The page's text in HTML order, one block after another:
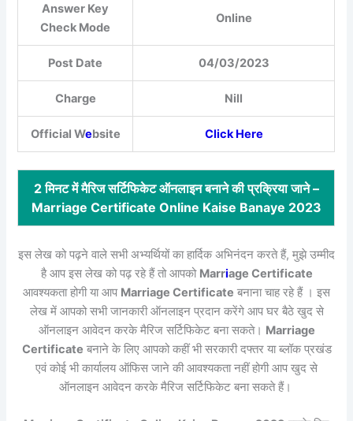
Answer Key
Check Mode
Online
Post Date 04/03/2023
Charge Nill
Official Website Click Here
2 मिनट में मैरिज सर्टिफिकेट ऑनलाइन बनाने की प्रक्रिया जाने –
Marriage Certificate Online Kaise Banaye 2023
इस लेख को पढ़ने वाले सभी अभ्यर्थियों का हार्दिक अभिनंदन करते हैं, मुझे उम्मीद
है आप इस लेख को पढ़ रहे हैं तो आपको Marriage Certificate
आवश्यकता होगी या आप Marriage Certificate बनाना चाह रहे हैं । इस
लेख में आपको सभी जानकारी ऑनलाइन प्रदान करेंगे आप घर बैठे खुद से
ऑनलाइन आवेदन करके मैरिज सर्टिफिकेट बना सकते। Marriage
Certificate बनाने के लिए आपको कहीं भी सरकारी दफ्तर या ब्लॉक प्रखंड
एवं कोई भी कार्यालय ऑफिस जाने की आवश्यकता नहीं होगी आप खुद से
ऑनलाइन आवेदन करके मैरिज सर्टिफिकेट बना सकते हैं।